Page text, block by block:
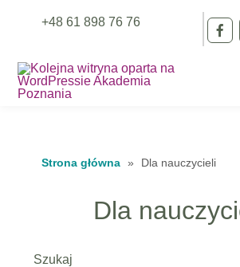
+48 61 898 76 76
Strona główna » Dla nauczycieli
Dla
Szukaj